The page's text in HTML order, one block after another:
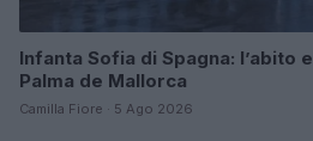
Infanta Sofia di Spagna: l’abito
Palma de Mallorca
Camilla Fiore · 5 Ago 2026